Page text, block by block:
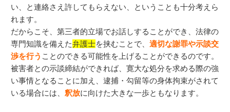
い、と連絡さえ許してもらえない、ということも十分考えら
れます。
だからこそ、第三者的立場でお話しすることができ、法律の
専門知識を備えた弁護士を挟むことで、適切な謝罪や示談交
渉を行う ことのできる可能性を上げることができるのです。
被害者との示談締結ができれば、寛大な処分を求める際の強
い事情となることに加え、逮捕・勾留等の身体拘束がされて
いる場合には、釈放に向けた大きな一歩ともなります。